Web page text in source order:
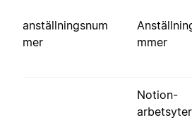
anställningsnum
mer
mmer
Notion-